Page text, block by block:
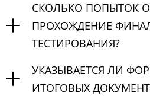
СКОЛЬКО ПОПЫТОК
ПРОХОЖДЕНИЕ
ТЕСТИРОВАНИЯ?
УКАЗЫВАЕТСЯ ЛИ
ИТОГОВЫХ